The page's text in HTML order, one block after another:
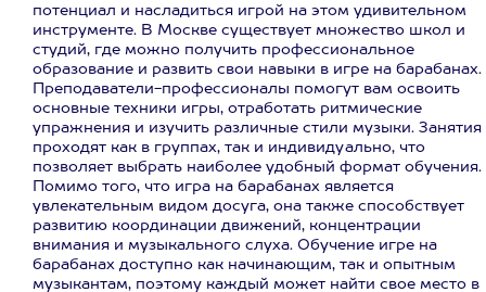
потенциал и насладиться игрой на этом удивительном
инструменте. В Москве существует множество школ и
студий, где можно получить профессиональное
образование и развить свои навыки в игре на барабанах.
Преподаватели-профессионалы помогут вам освоить
основные техники игры, отработать ритмические
упражнения и изучить различные стили музыки. Занятия
проходят как в группах, так и индивидуально, что
позволяет выбрать наиболее удобный формат обучения.
Помимо того, что игра на барабанах является
увлекательным видом досуга, она также способствует
развитию координации движений, концентрации
внимания и музыкального слуха. Обучение игре на
барабанах доступно как начинающим, так и опытным
музыкантам, поэтому каждый может найти свое место в